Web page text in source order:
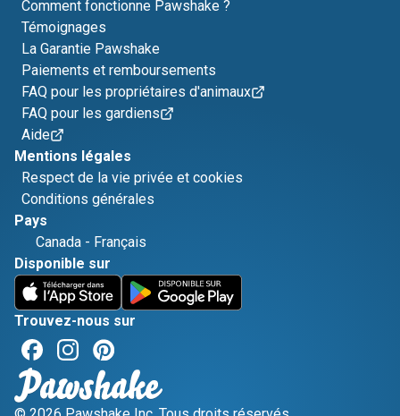
Comment fonctionne Pawshake ?
Témoignages
La Garantie Pawshake
Paiements et remboursements
FAQ pour les propriétaires d'animaux
FAQ pour les gardiens
Aide
Mentions légales
Respect de la vie privée et cookies
Conditions générales
Pays
Canada - Français
Disponible sur
Trouvez-nous sur